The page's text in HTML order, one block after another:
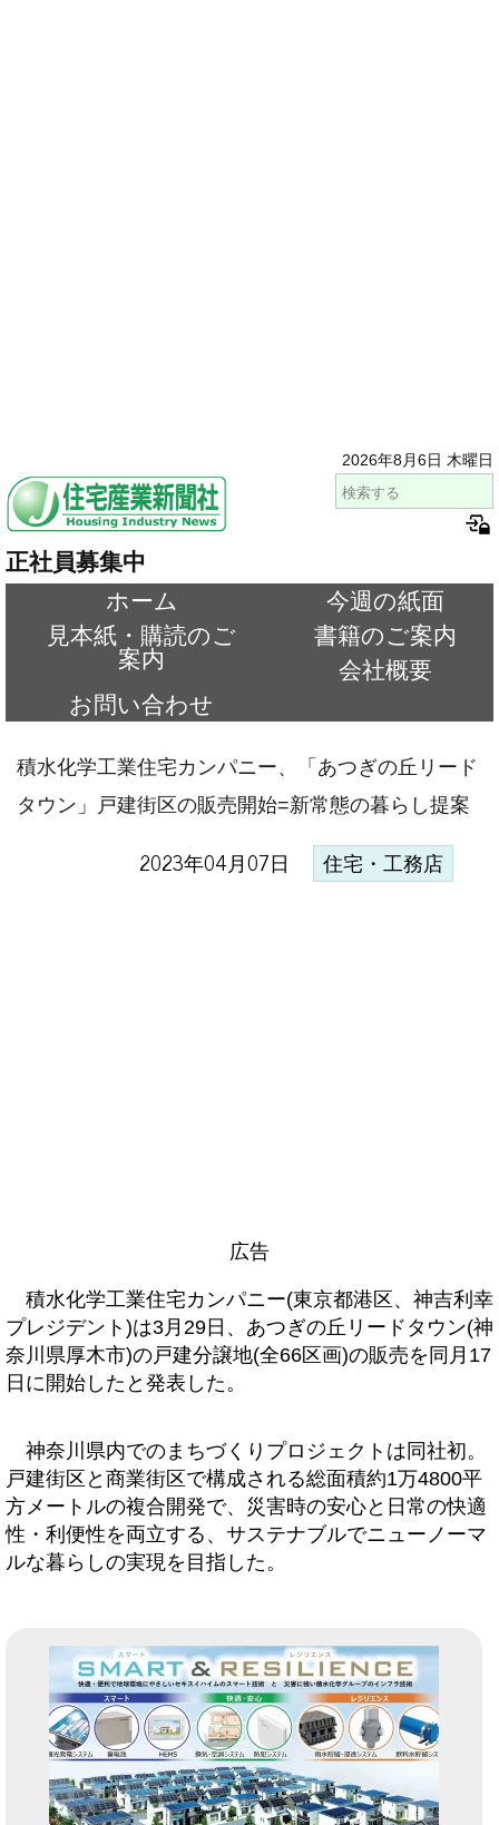
2026年8月6日 木曜日
正社員募集中
ホーム
今週の紙面
見本紙・購読のご
案内
書籍のご案内
会社概要
お問い合わせ
積水化学工業住宅カンパニー、「あつぎの丘リード
タウン」戸建街区の販売開始=新常態の暮らし提案
2023年04月07日 住宅・工務店
広告
積水化学工業住宅カンパニー(東京都港区、神吉利幸
プレジデント)は3月29日、あつぎの丘リードタウン(神
奈川県厚木市)の戸建分譲地(全66区画)の販売を同月17
日に開始したと発表した。
神奈川県内でのまちづくりプロジェクトは同社初。
戸建街区と商業街区で構成される総面積約1万4800平
方メートルの複合開発で、災害時の安心と日常の快適
性・利便性を両立する、サステナブルでニューノーマ
ルな暮らしの実現を目指した。